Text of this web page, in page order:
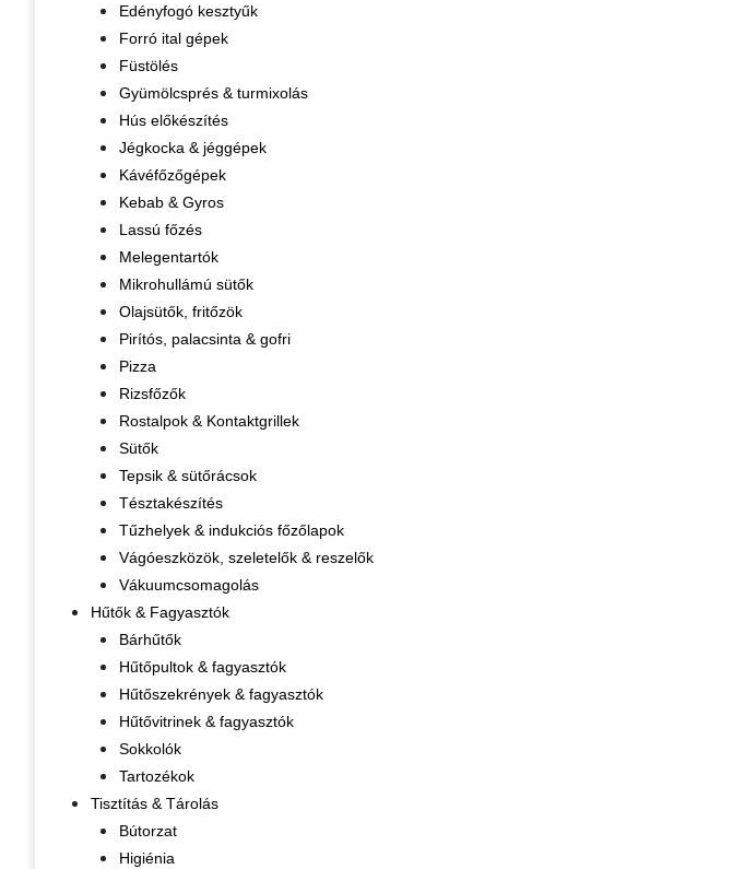
Edényfogó kesztyűk
Forró ital gépek
Füstölés
Gyümölcsprés & turmixolás
Hús előkészítés
Jégkocka & jéggépek
Kávéfőzőgépek
Kebab & Gyros
Lassú főzés
Melegentartók
Mikrohullámú sütők
Olajsütők, fritőzök
Pirítós, palacsinta & gofri
Pizza
Rizsfőzők
Rostalpok & Kontaktgrillek
Sütők
Tepsik & sütőrácsok
Tésztakészítés
Tűzhelyek & indukciós főzőlapok
Vágóeszközök, szeletelők & reszelők
Vákuumcsomagolás
Hűtők & Fagyasztók
Bárhűtők
Hűtőpultok & fagyasztók
Hűtőszekrények & fagyasztók
Hűtővitrinek & fagyasztók
Sokkolók
Tartozékok
Tisztítás & Tárolás
Bútorzat
Higiénia